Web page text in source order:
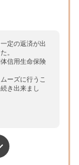
定の返済が出
。
信用生命保険
ーズに行うこ
き出来まし